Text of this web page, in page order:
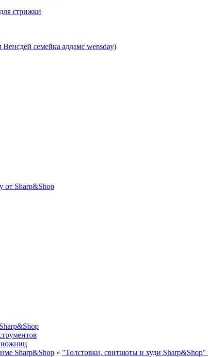
стрижки
семейка аддамс wensday)
от Sharp&Shop
ножниц
Sharp&Shop » "Толстовки, свитшоты и худи